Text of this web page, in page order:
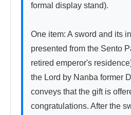
formal display stand).
One item: A sword and its
presented from the Sento
retired emperor's
the Lord by Nanba former
conveys that the gift is
congratulations. After the